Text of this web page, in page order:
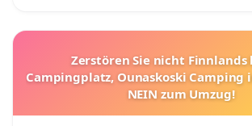
Zerstören Sie nicht Finnlands
Campingplatz, Ounaskoski Camping
NEIN zum Umzug!